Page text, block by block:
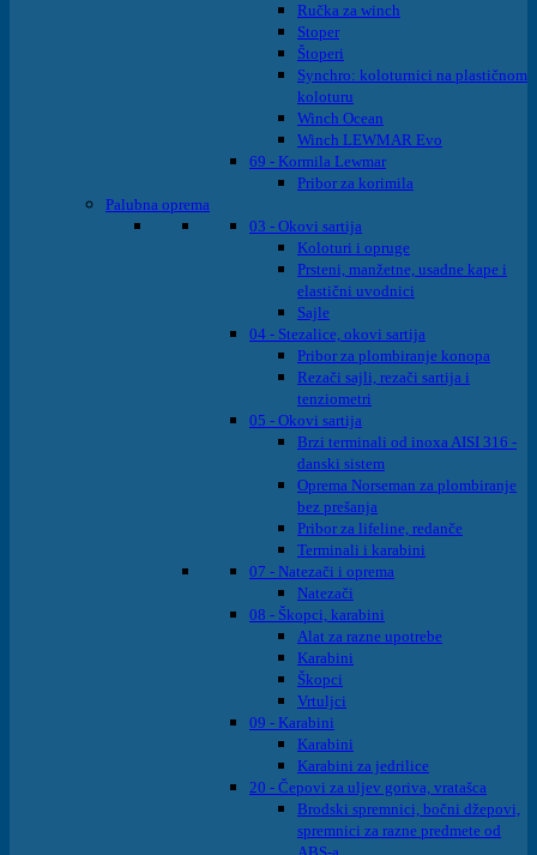
Ručka za winch
Stoper
Štoperi
Synchro: koloturnici na plastičnom
koloturu
Winch Ocean
Winch LEWMAR Evo
69 - Kormila Lewmar
Pribor za korimila
Palubna oprema
03 - Okovi sartija
Koloturi i opruge
Prsteni, manžetne, usadne kape i
elastični uvodnici
Sajle
04 - Stezalice, okovi sartija
Pribor za plombiranje konopa
Rezači sajli, rezači sartija i
tenziometri
05 - Okovi sartija
Brzi terminali od inoxa AISI 316 -
danski sistem
Oprema Norseman za plombiranje
bez prešanja
Pribor za lifeline, redanče
Terminali i karabini
07 - Natezači i oprema
Natezači
08 - Škopci, karabini
Alat za razne upotrebe
Karabini
Škopci
Vrtuljci
09 - Karabini
Karabini
Karabini za jedrilice
20 - Čepovi za uljev goriva, vratašca
Brodski spremnici, bočni džepovi,
spremnici za razne predmete od